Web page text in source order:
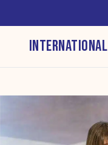
INTERNATIONAL